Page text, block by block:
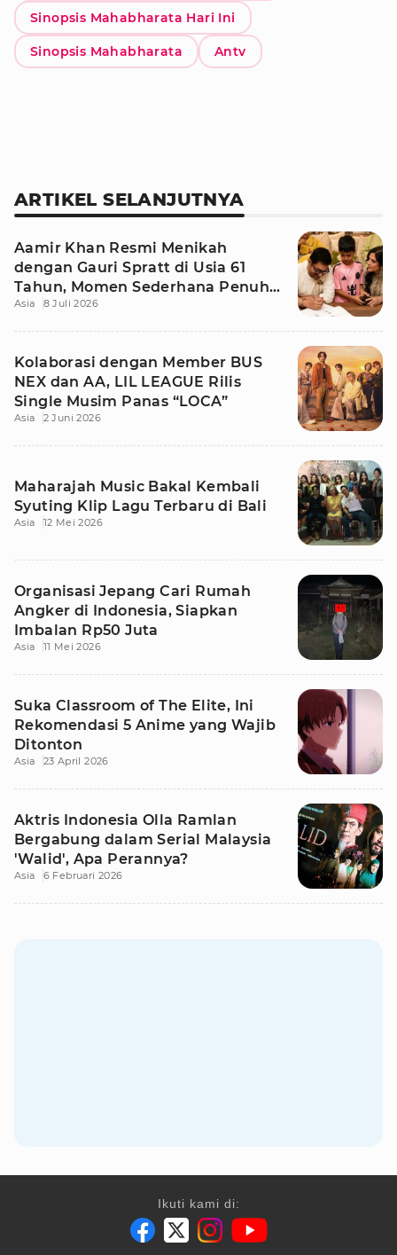
Sinopsis Mahabharata Hari Ini
Sinopsis Mahabharata Antv
ARTIKEL SELANJUTNYA
Aamir Khan Resmi Menikah
dengan Gauri Spratt di Usia 61
Tahun, Momen Sederhana Penuh
Kehangatan
Asia 8 Juli 2026
Kolaborasi dengan Member BUS
NEX dan AA, LIL LEAGUE Rilis
Single Musim Panas “LOCA”
Asia 2 Juni 2026
Maharajah Music Bakal Kembali
Syuting Klip Lagu Terbaru di Bali
Asia 12 Mei 2026
Organisasi Jepang Cari Rumah
Angker di Indonesia, Siapkan
Imbalan Rp50 Juta
Asia 11 Mei 2026
Suka Classroom of The Elite, Ini
Rekomendasi 5 Anime yang Wajib
Ditonton
Asia 23 April 2026
Aktris Indonesia Olla Ramlan
Bergabung dalam Serial Malaysia
'Walid', Apa Perannya?
Asia 6 Februari 2026
Ikuti kami di: